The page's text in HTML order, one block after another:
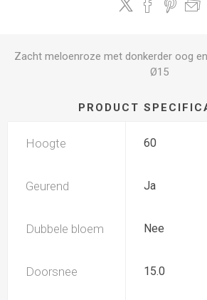
Zacht meloenroze met donkerder oog
Ø15
PRODUCT
Hoogte 60
Geurend Ja
Dubbele bloem Nee
Doorsnee 15.0